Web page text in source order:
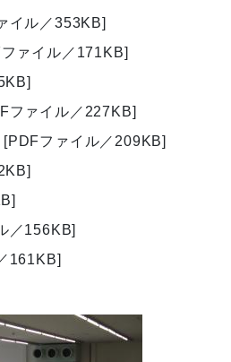
イル／353KB]
ァイル／171KB]
ファイル／227KB]
[PDFファイル／209KB]
／156KB]
161KB]